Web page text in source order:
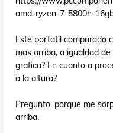
amd-ryzen-7-5800h-
Este portatil comparado
mas arriba, a igualdad
grafica? En cuanto a
a la altura?
Pregunto, porque me
arriba.